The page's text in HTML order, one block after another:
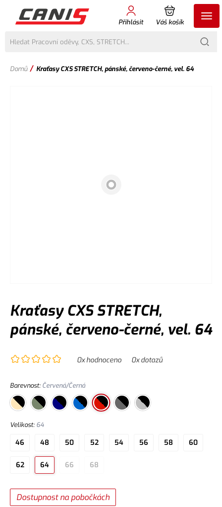
Přihlásit Váš košík
Domů / Kraťasy CXS STRETCH, pánské, červeno-černé, vel. 64
Kraťasy CXS STRETCH,
pánské, červeno-černé, vel. 64
0x hodnoceno 0x dotazů
Barevnost: Červená/Černá
Velikost: 64
46 48 50 52 54 56 58 60
62 64 66 68
Dostupnost na pobočkách